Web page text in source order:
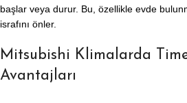
başlar veya durur. Bu, özellikle evde
israfını önler.
Mitsubishi Klimalarda
Avantajları